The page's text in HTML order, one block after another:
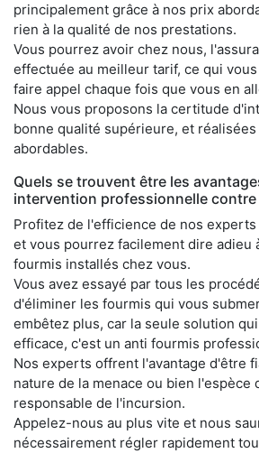
principalement grâce à nos prix
rien à la qualité de nos prestations.
Vous pourrez avoir chez nous,
effectuée au meilleur tarif, ce qui
faire appel chaque fois que vous en
Nous vous proposons la certitude
bonne qualité supérieure, et
abordables.
Quels se trouvent être les
intervention professionnelle contre
Profitez de l'efficience de nos
et vous pourrez facilement dire adieu
fourmis installés chez vous.
Vous avez essayé par tous les
d'éliminer les fourmis qui vous
embêtez plus, car la seule solution
efficace, c'est un anti fourmis
Nos experts offrent l'avantage d'être
nature de la menace ou bien l'espèce
responsable de l'incursion.
Appelez-nous au plus vite et nous
nécessairement régler rapidement